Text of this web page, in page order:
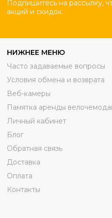
Подпишитесь на рассылку,
акций и скидок.
НИЖНЕЕ МЕНЮ
Часто задаваемые вопросы
Условия обмена и возврата
Веб-камеры
Памятка аренды
Личный кабинет
Блог
Обратная связь
Доставка
Оплата
Контакты